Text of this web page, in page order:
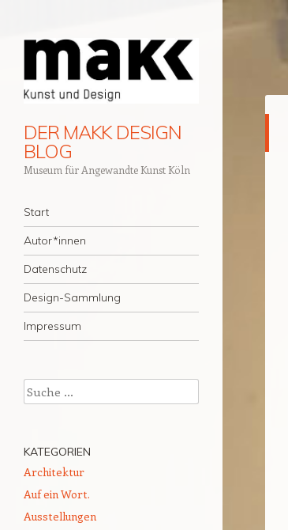
DER MAKK DESIGN
BLOG
Museum für Angewandte Kunst Köln
Navigation
Zum Inhalt springen
Start
Autor*innen
Datenschutz
Design-Sammlung
Impressum
Suchen
KATEGORIEN
Architektur
Auf ein Wort.
Ausstellungen